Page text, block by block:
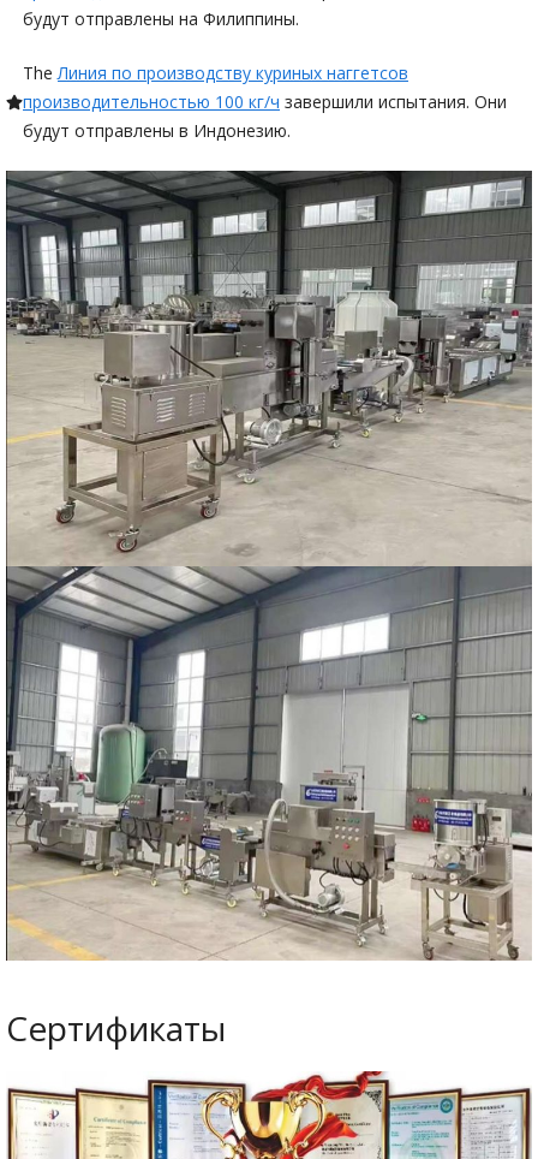
будут отправлены на Филиппины.
TheЛиния по производству куриных наггетсов
производительностью 100 кг/ч завершили испытания. Они
будут отправлены в Индонезию.
Сертификаты